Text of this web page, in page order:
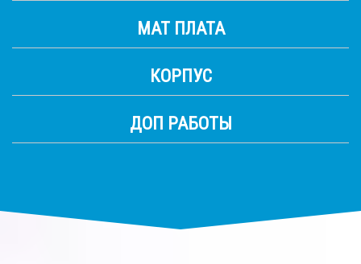
МАТ ПЛАТА
КОРПУС
ДОП РАБОТЫ